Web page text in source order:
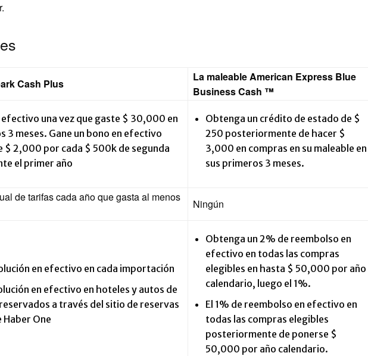
Cash Plus
La maleable American Express Blue
Business Cash ™
una vez que gaste $ 30,000 en
3 meses. Gane un bono en efectivo
$ 2,000 por cada $ 500k de segunda
el primer año
Obtenga un crédito de estado de $
250 posteriormente de hacer $
3,000 en compras en su maleable en
sus primeros 3 meses.
de tarifas cada año que gasta al menos
Ningún
en efectivo en cada importación
en efectivo en hoteles y autos de
a través del sitio de reservas
Haber One
Obtenga un 2% de reembolso en
efectivo en todas las compras
elegibles en hasta $ 50,000 por año
calendario, luego el 1%.
El 1% de reembolso en efectivo en
todas las compras elegibles
posteriormente de ponerse $
50,000 por año calendario.